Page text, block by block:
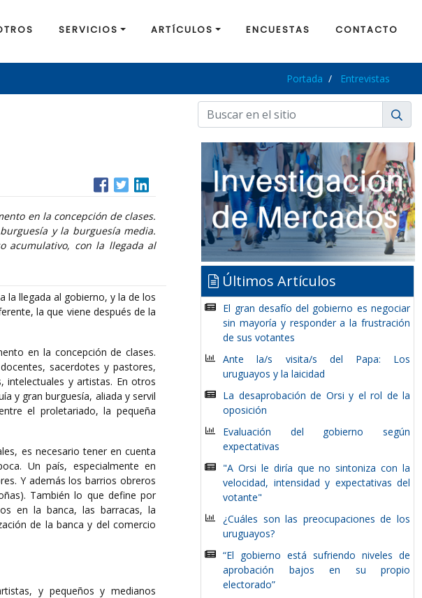
SERVICIOS ARTÍCULOS ENCUESTAS CONTACTO
Portada Entrevistas
en la concepción de clases.
y la burguesía media.
acumulativo, con la llegada al
la llegada al gobierno, y la de los
la que viene después de la
en la concepción de clases.
sacerdotes y pastores,
intelectuales y artistas. En otros
y gran burguesía, aliada y servil
el proletariado, la pequeña
es necesario tener en cuenta
Un país, especialmente en
Y además los barrios obreros
También lo que define por
en la banca, las barracas, la
de la banca y del comercio
y pequeños y medianos
Últimos Artículos
El gran desafío del gobierno es negociar
sin mayoría y responder a la frustración
de sus votantes
Ante la/s visita/s del Papa: Los
uruguayos y la laicidad
La desaprobación de Orsi y el rol de la
oposición
Evaluación del gobierno según
expectativas
"A Orsi le diría que no sintoniza con la
velocidad, intensidad y expectativas del
votante"
¿Cuáles son las preocupaciones de los
uruguayos?
“El gobierno está sufriendo niveles de
aprobación bajos en su propio
electorado”